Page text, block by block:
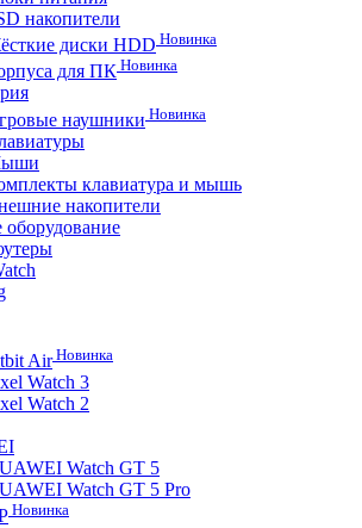
накопители
диски HDD Новинка
для ПК Новинка
наушники Новинка
клавиатура и мышь
накопители
оборудование
AirНовинка
Watch 3
Watch 2
Watch GT 5
Watch GT 5 Pro
Новинка